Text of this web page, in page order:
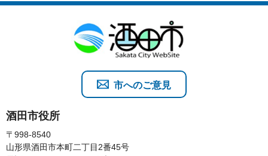
酒田市役所
〒998-8540
山形県酒田市本町二丁目2番45号
市へのご意見